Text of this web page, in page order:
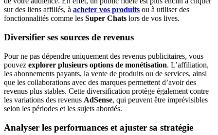
sur des liens affiliés, à acheter vos produits ou à utiliser des
fonctionnalités comme les Super Chats lors de vos lives.
Diversifier ses sources de revenus
Pour ne pas dépendre uniquement des revenus publicitaires, vous
pouvez explorer plusieurs options de monétisation. L’affiliation,
les abonnements payants, la vente de produits ou de services, ainsi
que les collaborations avec des marques permettent d’avoir des
revenus plus stables. Cette diversification protège également contre
les variations des revenus AdSense, qui peuvent être imprévisibles
selon les périodes et les sujets abordés.
Analyser les performances et ajuster sa stratégie